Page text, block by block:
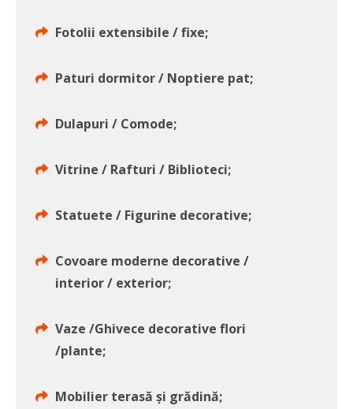
Fotolii extensibile / fixe;
Paturi dormitor / Noptiere pat;
Dulapuri / Comode;
Vitrine / Rafturi / Biblioteci;
Statuete / Figurine decorative;
Covoare moderne decorative /
interior / exterior;
Vaze /Ghivece decorative flori
/plante;
Mobilier terasă și grădină;